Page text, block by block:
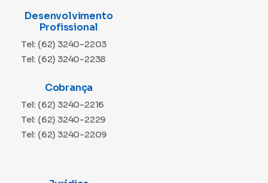
Desenvolvimento
Profissional
Tel: (62) 3240-2203
Tel: (62) 3240-2238
Cobrança
Tel: (62) 3240-2216
Tel: (62) 3240-2229
Tel: (62) 3240-2209